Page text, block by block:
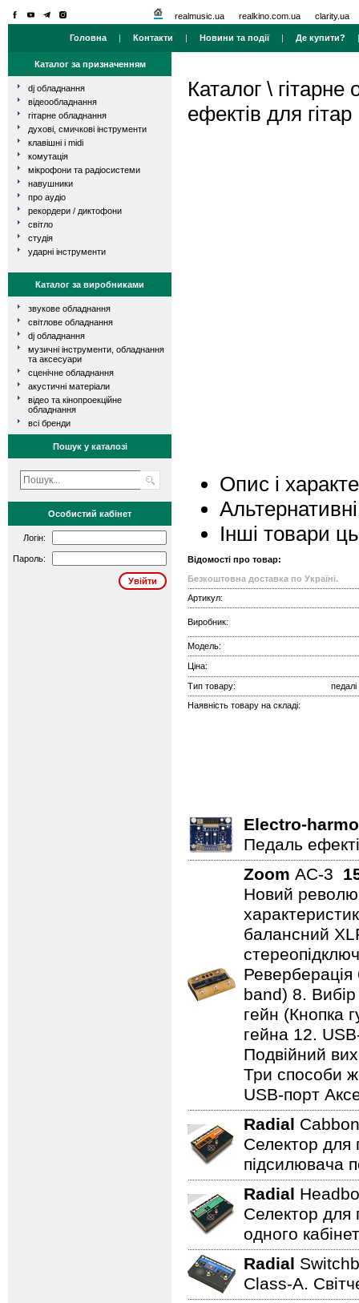
realmusic.ua realkino.com.ua clarity.ua
Головна | Контакти | Новини та події| Де купити?
Каталог за призначенням
dj обладнання
відеообладнання
гітарне обладнання
духові, смичкові інструменти
клавішні і midi
комутація
мікрофони та радіосистеми
навушники
про аудіо
рекордери / диктофони
світло
студія
ударні інструменти
Каталог за виробниками
звукове обладнання
світлове обладнання
dj обладнання
музичні інструменти, обладнання
та аксесуари
сценічне обладнання
акустичні матеріали
відео та кінопроекційне
обладнання
всі бренди
Пошук у каталозі
Особистий кабінет
Логін:
Пароль:
Каталог \ гітарне
ефектів для гітар
Опис і
Інші товари
Відомості про товар:
Безкоштовна доставка по Україні.
Артикул:
Виробник:
Модель:
Ціна:
Тип товару:
педалі
Наявність товару на складі:
Electro-
Педаль
Zoom AC-3
Новий
балансний
Реверберація
band) 8. Вибір
гейн (Кнопка
гейна 12.
Подвійний
Три способи
USB-порт
Radial
Селектор для
підсилювача
Radial
Селектор для
одного
Radial
Class-A.